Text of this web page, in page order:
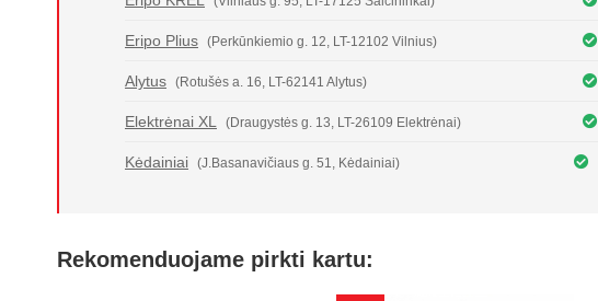
Eripo Plius (Perkūnkiemio g. 12, LT-12102 Vilnius)
Alytus (Rotušės a. 16, LT-62141 Alytus)
Elektrėnai XL (Draugystės g. 13, LT-26109 Elektrėnai)
Kėdainiai (J.Basanavičiaus g. 51, Kėdainiai)
Rekomenduojame pirkti kartu: